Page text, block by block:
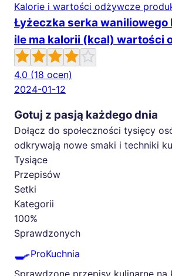
Kalorie i wartości odżywcze
Łyżeczka serka waniliowego
ile ma kalorii (kcal) wartości
4.0 (18 ocen)
2024-01-12
Gotuj z pasją każdego dnia
Dołącz do społeczności tysięcy
odkrywają nowe smaki i techniki
Tysiące
Przepisów
Setki
Kategorii
100%
Sprawdzonych
🍳ProKuchnia